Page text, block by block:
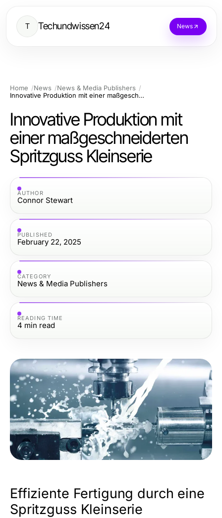
T Techundwissen24 News
Home News
News & Media Publishers
Innovative Produktion mit einer maßgeschneiderten Spritzguss Kleinserie
Innovative Produktion mit
einer maßgeschneiderten
Spritzguss Kleinserie
AUTHOR
Connor Stewart
PUBLISHED
February 22, 2025
CATEGORY
News & Media Publishers
READING TIME
4 min read
Effiziente Fertigung durch eine
Spritzguss Kleinserie